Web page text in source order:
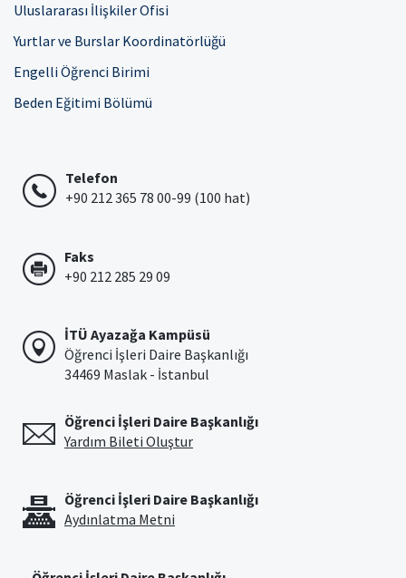
Uluslararası İlişkiler Ofisi
Yurtlar ve Burslar Koordinatörlüğü
Engelli Öğrenci Birimi
Beden Eğitimi Bölümü
Telefon
+90 212 365 78 00-99 (100 hat)
Faks
+90 212 285 29 09
İTÜ Ayazağa Kampüsü
Öğrenci İşleri Daire Başkanlığı
34469 Maslak - İstanbul
Öğrenci İşleri Daire Başkanlığı
Yardım Bileti Oluştur
Öğrenci İşleri Daire Başkanlığı
Aydınlatma Metni